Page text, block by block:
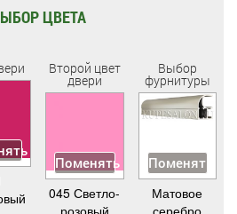
ЦВЕТА
Второй цвет
двери
Поменять
045 Светло-
розовый
Выбор
фурнитуры
Поменять
Матовое
серебро